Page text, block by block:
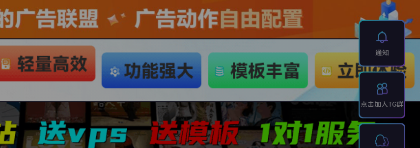
通知
点击加入TG群